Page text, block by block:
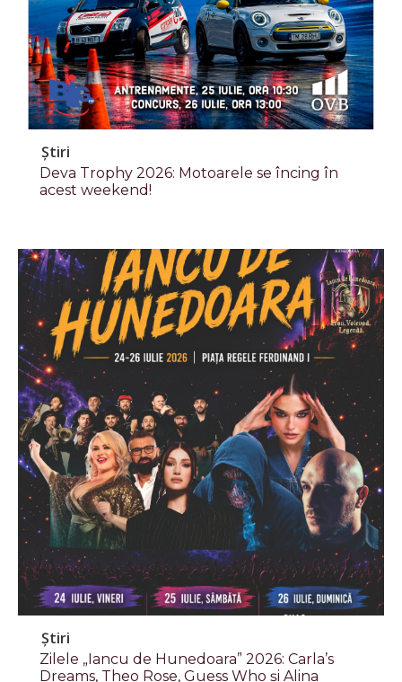
Știri
Deva Trophy 2026: Motoarele se încing în
acest weekend!
Știri
Zilele „Iancu de Hunedoara” 2026: Carla’s
Dreams, Theo Rose, Guess Who și Alina